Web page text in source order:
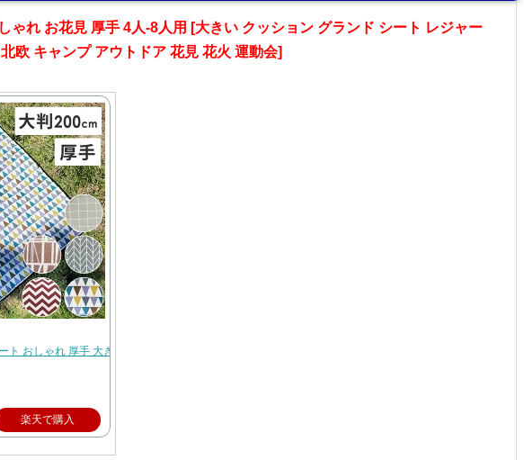
ゃれ お花見 厚手 4人-8人用 [大きい クッション グランド シート レジャー
欧 キャンプ アウトドア 花見 花火 運動会]
ト おしゃれ 厚手 大きい 200cm [超厚手 大判 ピクニック シート 大 広い 200×150 キャンプ マット 起毛
楽天で購入